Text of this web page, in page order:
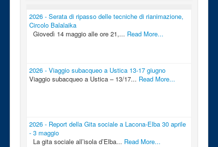
2026 - Serata di ripasso delle tecniche di rianimazione,
Circolo Balalaika
Giovedì 14 maggio alle ore 21,... Read More...
2026 - Viaggio subacqueo a Ustica 13-17 giugno
Viaggio subacqueo a Ustica – 13/17... Read More...
2026 - Report della Gita sociale a Lacona-Elba 30 aprile
- 3 maggio
La gita sociale all’isola d’Elba... Read More...